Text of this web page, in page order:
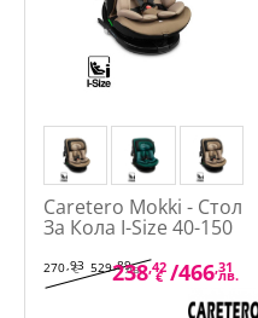
Caretero Mokki - Стол
За Кола I-Size 40-150
270,93
€ 529,89лв.
238,42
€ /466,31
лв.